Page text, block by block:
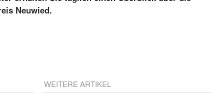
Neuwied.
WEITERE ARTIKEL